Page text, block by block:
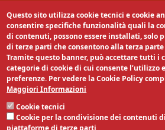
Segui la nostra pagina:
Questo sito utilizza cookie tecnici e cookie
consentire specifiche funzionalità quali la
di contenuti, possono essere installati, solo
di terze parti che consentono alla terza
Tramite questo banner, può accettare tutti i
categorie di cookie di cui consente l’utilizzo
preferenze. Per vedere la Cookie Policy
Maggiori Informazioni
Cookie tecnici
Cookie per la condivisione dei contenuti
piattaforme di terze parti